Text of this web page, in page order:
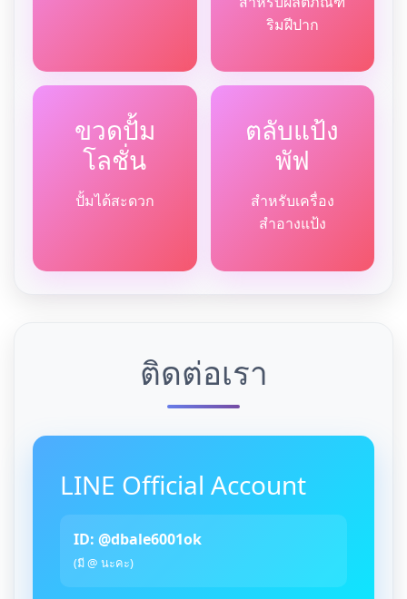
ริมฝีปาก
ขวดปั้ม
โลชั่น
ปั้มได้สะดวก
ตลับแป้ง
พัฟ
สำหรับเครื่อง
สำอางแป้ง
ติดต่อเรา
LINE Official Account
ID: @dbale6001ok
(มี @ นะคะ)